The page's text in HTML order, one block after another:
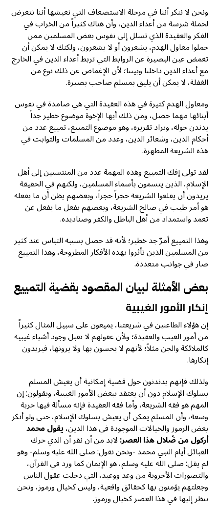
ونحن لا ننكر أننا في مرحلة الاستضعاف التي نعيشها أننا نتعرض
لحملة شرسة من أعداء الدين، وأن هناك كثيراً من الخراب في
الفكر والعقيدة الذي تسلل إلى نفوس بعض المسلمين ممن
حملوا معاول الهدم، يشعرون أو لا يشعرون، ولكنك لا يمكن أن
تغمض عين البصيرة عن الروابط التي تربط أعداء الدين في الخارج
مع أعداء الدين داخلنا وبيننا؛ لأن الإغماض عن ذلك نوع من
الغفلة، لا يمكن أن يليق بمسلم صاحب بصيرة.
ومعاول الهدم كثيرة في هذه العقيدة التي هي صامدة في نفوس
أبنائها مهما حصل، ومن ذلك أيها الإخوة موضوع خطير جداً
يدندن حوله، ويراد تقريره، وهو موضوع التمييع، تمييع عدد من
أحكام الدين، وشعائر الدين، وعدد من المسلمات والثوابت في
هذه الشريعة المطهرة.
لقد تولى إفك التمييع وهذه المهمة عدد من المنتسبين إلى أهل
الإسلام، الذين يتسمون بأسماء المسلمين، ولكنهم في الحقيقة
يريدون أن يقلعوا الشريعة حجراً حجراً، وبعضهم يظن أن ما يفعله
هو أمر طيب في صالح الشريعة، وبعضهم يفعل ما يفعل عن
تعمد واستمداد من أهل الباطل والكفر وصناديده.
وهذا التمييع أمرٌ جد خطير؛ لأنه قد حصل بسببه التباس عند كثير
من المسلمين الذين تأثروا بهذه الأفكار المطروحة، وهذا التمييع
صار في جوانب متعددة.
بعض الأمثلة لبيان المقصود بقضية التمييع
إنكار الأمور الغيبية
إن هؤلاء الطاعنين في شريعتنا، يميعون على سبيل المثال كثيراً
من أمور الغيب والعقيدة؛ ولأن عقولهم لا تقبل وجود أشياء غيبية
كالملائكة والجن مثلاً؛ لأنهم لا يحسون بها ولا يرونها، فيريدون
إنكارها.
ولذلك فإنهم يدندنون حول قضية إمكانية أن يعيش المسلم
بسلوك الإسلام دون أن يعتقد ببعض الأمور الغيبية، ويقولون: إن
المهم هو فقه الشريعة، وأما فقه العقيدة فإنه مسألة فيها حرية
وسعة، وأن المسلم يمكن أن يعيش بسلوك الإسلام، حتى ولو أنكر
بعض الرموز والخيالات الموجودة في هذا الدين،يقول محمد
أركول من ضُلال هذا العصر:لابد من أن نقر أن الذي حرك
القبائل أيام النبي محمد -ونحن نقول: صلى الله عليه وسلم- وهو
لم يقل: صلى الله عليه وسلم، هو الإيمان كما ورد في القرآن،
والتصورات الأخروية من وعد ووعيد، التي دخلت عقول الناس
وجعلتهم يؤمنون بها كحقائق واقعية، وليس كخيال ورموز، ونحن
ننظر إليها في هذا العصر كخيال ورموز.